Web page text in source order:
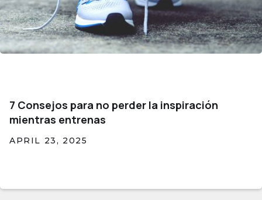
7 Consejos para no perder la inspiración
mientras entrenas
APRIL 23, 2025